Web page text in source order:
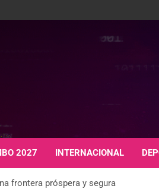
2027 INTERNACIONAL
frontera próspera y segura